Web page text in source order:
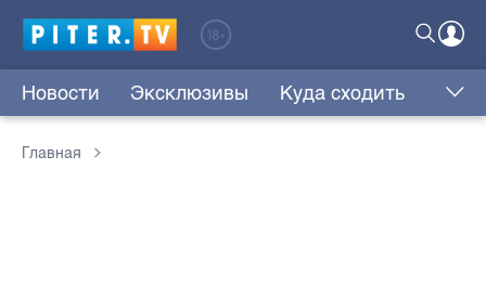
Новости Эксклюзивы Куда сходить
Главная